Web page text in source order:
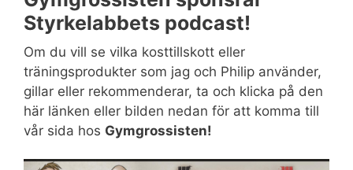
Styrkelabbets podcast!
Om du vill se vilka kosttillskott eller
träningsprodukter som jag och Philip använder,
gillar eller rekommenderar, ta och klicka på den
här länken eller bilden nedan för att komma till
vår sida hos Gymgrossisten!